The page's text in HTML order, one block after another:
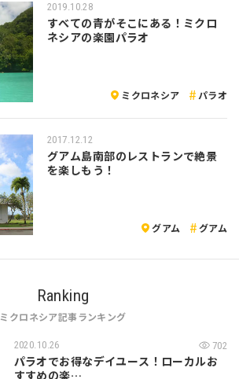
2019.10.28
すべての青がそこにある！ミクロ
ネシアの楽園パラオ
ミクロネシア パラオ
2017.12.12
グアム島南部のレストランで絶景
を楽しもう！
グアム グアム
Ranking
ミクロネシア記事ランキング
2020.10.26 702
パラオでお得なデイユース！ローカルお
すすめの楽…